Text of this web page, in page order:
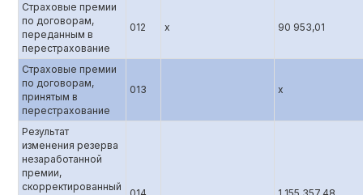
Страховые премии
по договорам,
переданным в
перестрахование
012 x 90 953,01
Страховые премии
по договорам,
принятым в
перестрахование
013 x
Результат
изменения резерва
незаработанной
премии,
скорректированный